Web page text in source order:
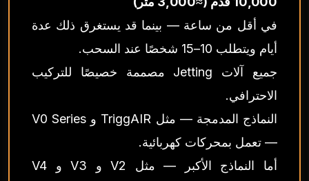
في أقل من ساعة — بينما قد يستغرق ذلك عدة
أيام ويتطلب 10–15 شخصًا عند السحب.
جميع آلات Jetting مصممة خصيصًا للتركيب
الاحترافي.
النماذج المدمجة — مثل TriggAIR و V0 Series
— تعمل بمحركات كهربائية.
أما النماذج الأكبر — مثل V2 و V3 و V4